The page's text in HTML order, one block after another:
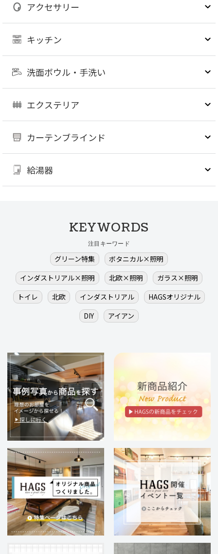
アクセサリー
キッチン
洗面ボウル・手洗い
エクステリア
カーテンブラインド
給湯器
KEYWORDS
注目キーワード
グリーン特集
ボタニカル×照明
インダストリアル×照明
北欧×照明
ガラス×照明
トイレ
北欧 インダストリアル
HAGSオリジナル
DIY
アイアン